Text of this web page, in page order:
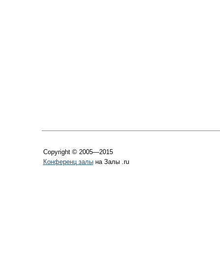
Copyright © 2005—2015
Конференц залына Залы .ru